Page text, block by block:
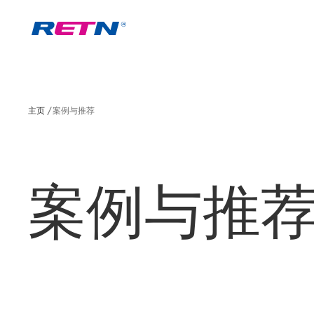
主页 案例与推荐
案例与推